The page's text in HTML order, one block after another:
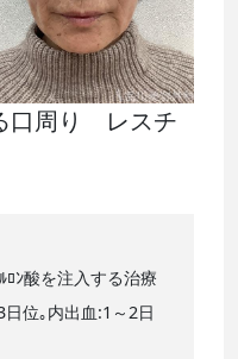
口周り レスチ
ﾛﾝ酸を注入する治療
日位｡内出血:1～2日